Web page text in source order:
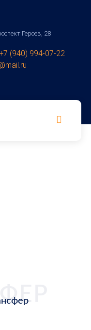
Героев, 28
(940) 994-07-22